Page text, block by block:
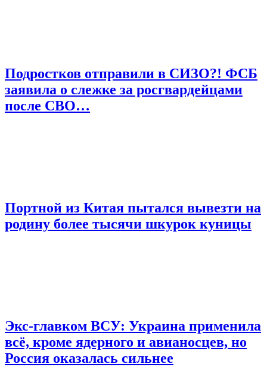
Подростков отправили в СИЗО?! ФСБ
заявила о слежке за росгвардейцами
после СВО…
Портной из Китая пытался вывезти на
родину более тысячи шкурок куницы
Экс-главком ВСУ: Украина применила
всё, кроме ядерного и авианосцев, но
Россия оказалась сильнее